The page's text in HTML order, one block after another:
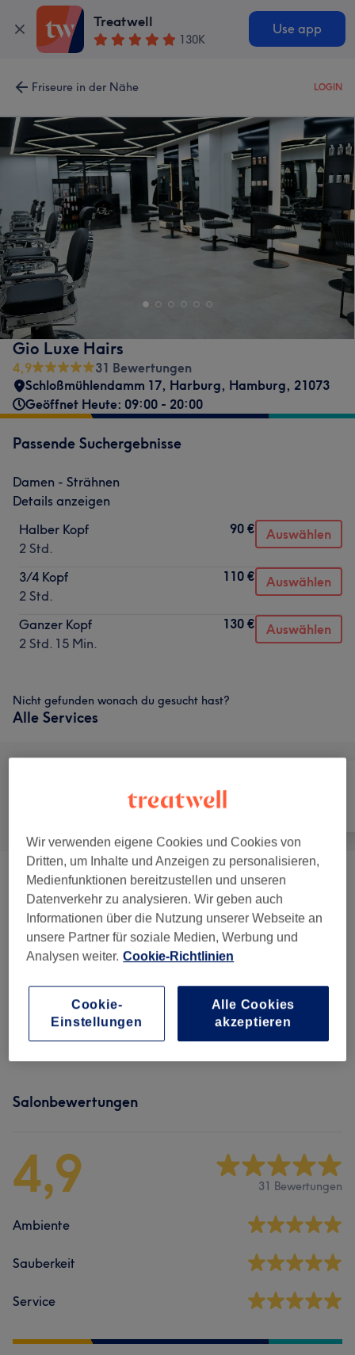
Treatwell
130K
Use app
Friseure in der Nähe LOGIN
Gio Luxe Hairs
4,9
31 Bewertungen
Schloßmühlendamm 17, Harburg, Hamburg, 21073
Geöffnet Heute: 09:00 - 20:00
Passende Suchergebnisse
Damen - Strähnen
Details anzeigen
Halber Kopf
2 Std.
90 € Auswählen
3/4 Kopf
2 Std.
110 € Auswählen
Ganzer Kopf
2 Std. 15 Min.
130 € Auswählen
Nicht gefunden wonach du gesucht hast?
Alle Services
Friseur
Kinder - Haarschnitte & Stylings (1)
Damen - Haarschnitte & Fähnen (6) ab 15 €
Damen - Farbe & Coloration (5)
Haarverlängerung ab 15 €
Event Hairstyling (3) ab 60 €
Salonbewertungen
4,9 31 Bewertungen
Ambiente
Sauberkeit
Service
Wir verwenden eigene Cookies und Cookies von
Dritten, um Inhalte und Anzeigen zu personalisieren,
Medienfunktionen bereitzustellen und unseren
Datenverkehr zu analysieren. Wir geben auch
Informationen über die Nutzung unserer Webseite an
unsere Partner für soziale Medien, Werbung und
Analysen weiter. Cookie-Richtlinien
Cookie-
Einstellungen
Alle Cookies
akzeptieren